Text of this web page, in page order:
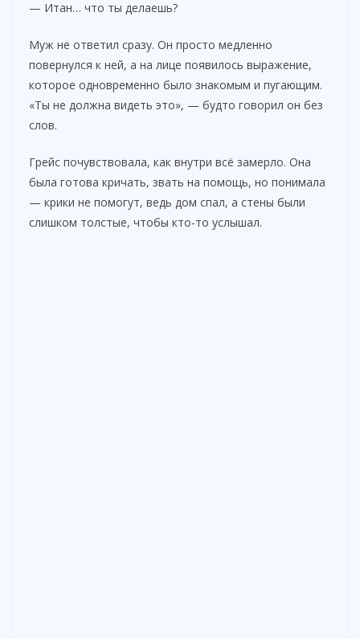
— Итан… что ты делаешь?
Муж не ответил сразу. Он просто медленно
повернулся к ней, а на лице появилось выражение,
которое одновременно было знакомым и пугающим.
«Ты не должна видеть это», — будто говорил он без
слов.
Грейс почувствовала, как внутри всё замерло. Она
была готова кричать, звать на помощь, но понимала
— крики не помогут, ведь дом спал, а стены были
слишком толстые, чтобы кто-то услышал.